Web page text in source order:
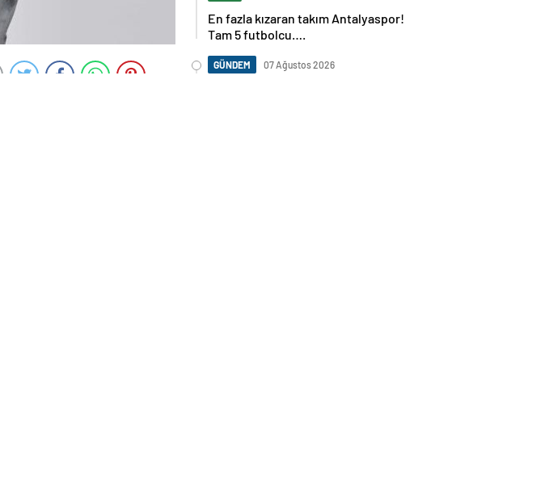
En fazla kızaran takım Antalyaspor!
Tam 5 futbolcu….
GÜNDEM 07 Ağustos 2026